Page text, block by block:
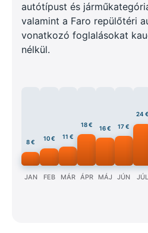
autótípust és
valamint a Faro repülőtéri
vonatkozó foglalásokat
nélkül.
8 €
JAN
10 €
FEB
11 €
MÁR
18 €
ÁPR
16 €
MÁJ
17 €
JÚN
24 €
JÚL